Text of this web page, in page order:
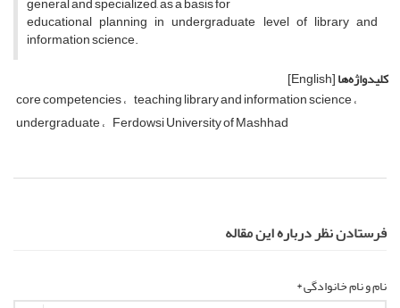
educational planning in undergraduate level of library and
information science.
کلیدواژه‌ها[English]
core competencies teaching library and information science
undergraduate Ferdowsi University of Mashhad
فرستادن نظر درباره این مقاله
نام و نام خانوادگی *